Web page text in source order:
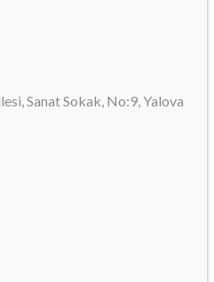
Sanat Sokak, No:9, Yalova